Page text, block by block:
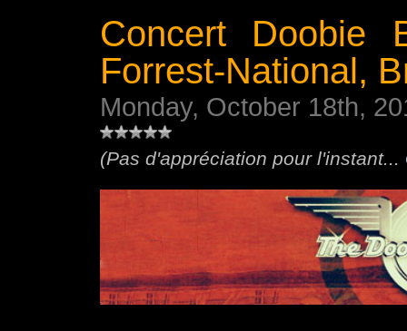
Concert Doobie
Forrest-National,
Monday, October 18th,
(Pas d'appréciation pour l'instant...